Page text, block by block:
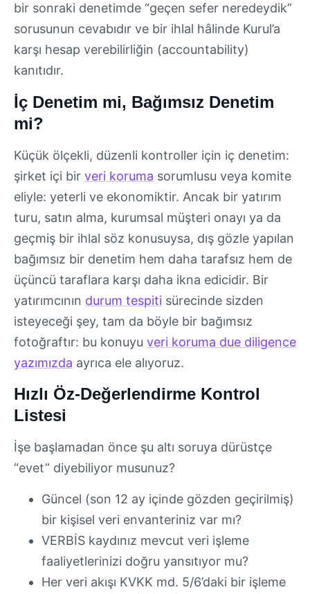
bir sonraki denetimde “geçen sefer neredeydik”
sorusunun cevabıdır ve bir ihlal hâlinde Kurul’a
karşı hesap verebilirliğin (accountability)
kanıtıdır.
İç Denetim mi, Bağımsız Denetim
mi?
Küçük ölçekli, düzenli kontroller için iç denetim:
şirket içi bir veri koruma sorumlusu veya komite
eliyle: yeterli ve ekonomiktir. Ancak bir yatırım
turu, satın alma, kurumsal müşteri onayı ya da
geçmiş bir ihlal söz konusuysa, dış gözle yapılan
bağımsız bir denetim hem daha tarafsız hem de
üçüncü taraflara karşı daha ikna edicidir. Bir
yatırımcının durum tespiti sürecinde sizden
isteyeceği şey, tam da böyle bir bağımsız
fotoğraftır: bu konuyu veri koruma due diligence
yazımızda ayrıca ele alıyoruz.
Hızlı Öz-Değerlendirme Kontrol
Listesi
İşe başlamadan önce şu altı soruya dürüstçe
“evet” diyebiliyor musunuz?
Güncel (son 12 ay içinde gözden geçirilmiş)
bir kişisel veri envanteriniz var mı?
VERBİS kaydınız mevcut veri işleme
faaliyetlerinizi doğru yansıtıyor mu?
Her veri akışı KVKK md. 5/6’daki bir işleme